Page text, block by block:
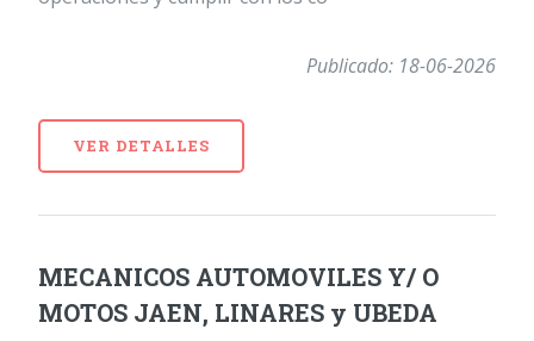
Publicado: 18-06-2026
VER DETALLES
MECANICOS AUTOMOVILES Y/ O
MOTOS JAEN, LINARES y UBEDA